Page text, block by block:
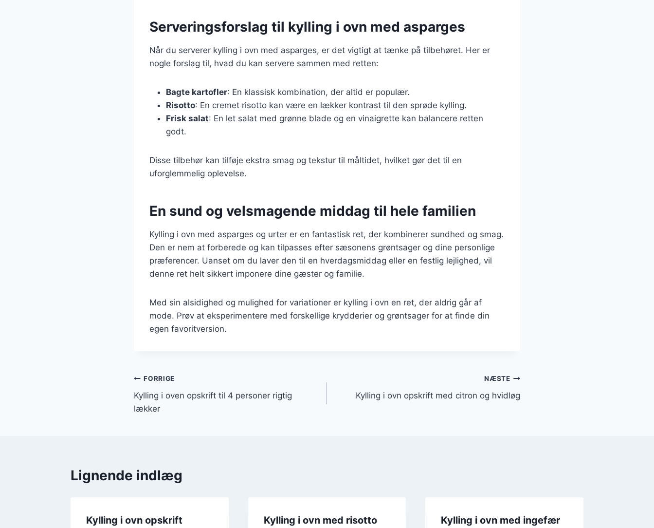
Serveringsforslag til kylling i ovn med asparges
Når du serverer kylling i ovn med asparges, er det vigtigt at tænke på tilbehøret. Her er
nogle forslag til, hvad du kan servere sammen med retten:
Bagte kartofler: En klassisk kombination, der altid er populær.
Risotto: En cremet risotto kan være en lækker kontrast til den sprøde kylling.
Frisk salat: En let salat med grønne blade og en vinaigrette kan balancere retten
godt.
Disse tilbehør kan tilføje ekstra smag og tekstur til måltidet, hvilket gør det til en
uforglemmelig oplevelse.
En sund og velsmagende middag til hele familien
Kylling i ovn med asparges og urter er en fantastisk ret, der kombinerer sundhed og smag.
Den er nem at forberede og kan tilpasses efter sæsonens grøntsager og dine personlige
præferencer. Uanset om du laver den til en hverdagsmiddag eller en festlig lejlighed, vil
denne ret helt sikkert imponere dine gæster og familie.
Med sin alsidighed og mulighed for variationer er kylling i ovn en ret, der aldrig går af
mode. Prøv at eksperimentere med forskellige krydderier og grøntsager for at finde din
egen favoritversion.
Indlægsnavigation
FORRIGE
Kylling i oven opskrift til 4 personer rigtig
lækker
NÆSTE
Kylling i ovn opskrift med citron og hvidløg
Lignende indlæg
Kylling i ovn opskrift Kylling i ovn med risotto Kylling i ovn med ingefær